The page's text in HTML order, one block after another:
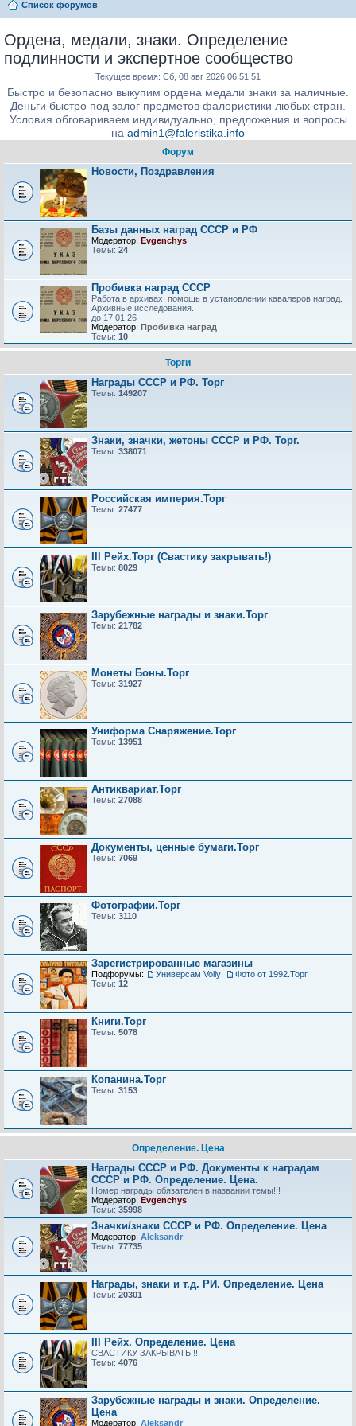
Список форумов
Ордена, медали, знаки. Определение
подлинности и экспертное сообщество
Текущее время: Сб, 08 авг 2026 06:51:51
Быстро и безопасно выкупим ордена медали знаки за наличные.
Деньги быстро под залог предметов фалеристики любых стран.
Условия обговариваем индивидуально, предложения и вопросы
на admin1@faleristika.info
Форум
Новости, Поздравления
Базы данных наград СССР и РФ
Модератор: Evgenchys
Темы: 24
Пробивка наград СССР
Работа в архивах, помощь в установлении кавалеров наград.
Архивные исследования.
до 17.01.26
Модератор: Пробивка наград
Темы: 10
Торги
Награды СССР и РФ. Торг
Темы: 149207
Знаки, значки, жетоны СССР и РФ. Торг.
Темы: 338071
Российская империя.Торг
Темы: 27477
III Рейх.Торг (Свастику закрывать!)
Темы: 8029
Зарубежные награды и знаки.Торг
Темы: 21782
Монеты Боны.Торг
Темы: 31927
Униформа Снаряжение.Торг
Темы: 13951
Антиквариат.Торг
Темы: 27088
Документы, ценные бумаги.Торг
Темы: 7069
Фотографии.Торг
Темы: 3110
Зарегистрированные магазины
Подфорумы: Универсам Volly
Фото от 1992.Торг
Темы: 12
Книги.Торг
Темы: 5078
Копанина.Торг
Темы: 3153
Определение. Цена
Награды СССР и РФ. Документы к наградам
СССР и РФ. Определение. Цена.
Номер награды обязателен в названии темы!!!
Модератор: Evgenchys
Темы: 35998
Значки/знаки СССР и РФ. Определение. Цена
Модератор: Aleksandr
Темы: 77735
Награды, знаки и т.д. РИ. Определение. Цена
Темы: 20301
III Рейх. Определение. Цена
СВАСТИКУ ЗАКРЫВАТЬ!!!
Темы: 4076
Зарубежные награды и знаки. Определение.
Цена
Модератор: Aleksandr